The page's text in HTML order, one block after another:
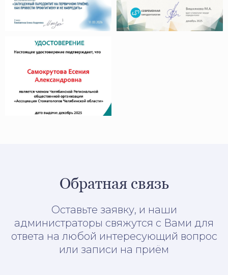
Обратная связь
Оставьте заявку, и наши
администраторы свяжутся с Вами для
ответа на любой интересующий вопрос
или записи на приём